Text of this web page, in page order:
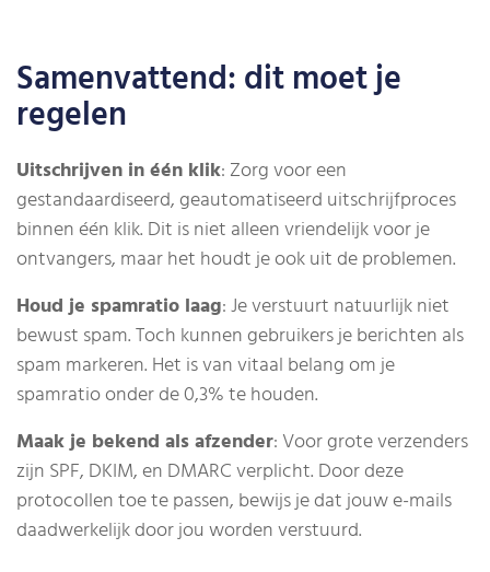
Samenvattend: dit moet je
regelen
Uitschrijven in één klik: Zorg voor een
gestandaardiseerd, geautomatiseerd uitschrijfproces
binnen één klik. Dit is niet alleen vriendelijk voor je
ontvangers, maar het houdt je ook uit de problemen.
Houd je spamratio laag: Je verstuurt natuurlijk niet
bewust spam. Toch kunnen gebruikers je berichten als
spam markeren. Het is van vitaal belang om je
spamratio onder de 0,3% te houden.
Maak je bekend als afzender: Voor grote verzenders
zijn SPF, DKIM, en DMARC verplicht. Door deze
protocollen toe te passen, bewijs je dat jouw e-mails
daadwerkelijk door jou worden verstuurd.